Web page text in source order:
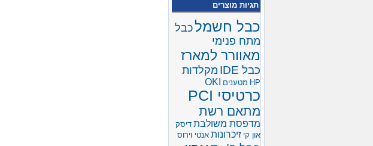
תגיות מוצרים
כבל חשמלכבל
מתח פנימי
מאוורר למארז
כבל IDE מקלדות
HP מטענים OKI
כרטיסי PCI
מתאם רשת
מדפסת משולבת דיסק
און קי זיכרונות אנטי וירוס